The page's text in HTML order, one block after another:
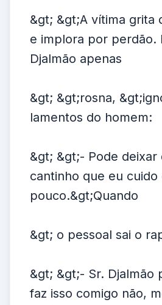
&gt; &gt;A vítima grita
e implora por perdão.
Djalmão apenas
&gt; &gt;rosna,
lamentos do homem:
&gt; &gt;- Pode deixar
cantinho que eu cuido
pouco.&gt;Quando
&gt; o pessoal sai o
&gt; &gt;- Sr. Djalmão
faz isso comigo não,